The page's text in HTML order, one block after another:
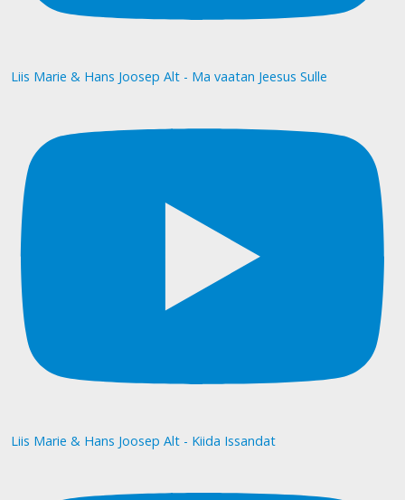
Liis Marie & Hans Joosep Alt - Ma vaatan Jeesus Sulle
Liis Marie & Hans Joosep Alt - Kiida Issandat